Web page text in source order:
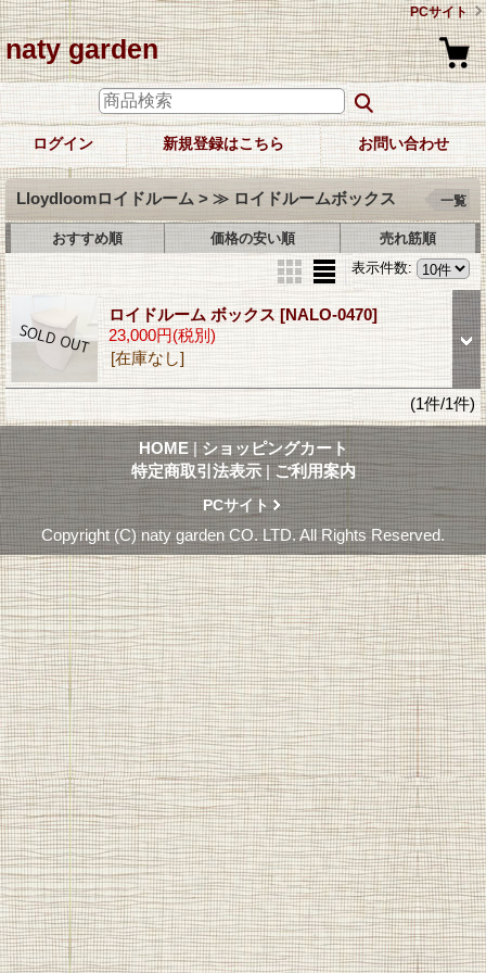
PCサイト
naty garden
ログイン 新規登録はこちら お問い合わせ
Lloydloomロイドルーム > ≫ ロイドルームボックス 一覧
おすすめ順 価格の安い順
売れ筋順
表示件数:
ロイドルーム ボックス [NALO-0470]
23,000円(税別)
[在庫なし]
(1件/1件)
HOME | ショッピングカート
特定商取引法表示 | ご利用案内
PCサイト
Copyright (C) naty garden CO. LTD. All Rights Reserved.